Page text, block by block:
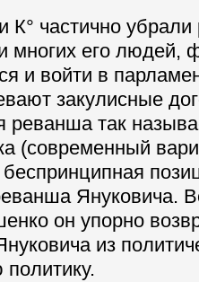
частично
многих его людей,
и войти в
закулисные
реванша так
(современный
беспринципная
Януковича.
он упорно
из